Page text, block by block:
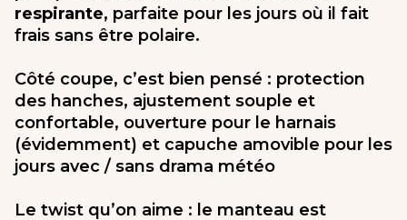
respirante, parfaite pour les jours où il fait
frais sans être polaire.
Côté coupe, c’est bien pensé : protection
des hanches, ajustement souple et
confortable, ouverture pour le harnais
(évidemment) et capuche amovible pour les
jours avec / sans drama météo
Le twist qu’on aime : le manteau est